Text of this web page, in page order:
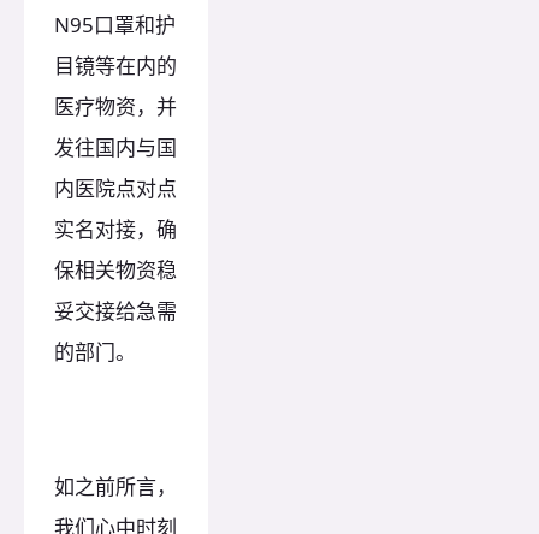
N95口罩和护
目镜等在内的
医疗物资，并
发往国内与国
内医院点对点
实名对接，确
保相关物资稳
妥交接给急需
的部门。
如之前所言，
我们心中时刻